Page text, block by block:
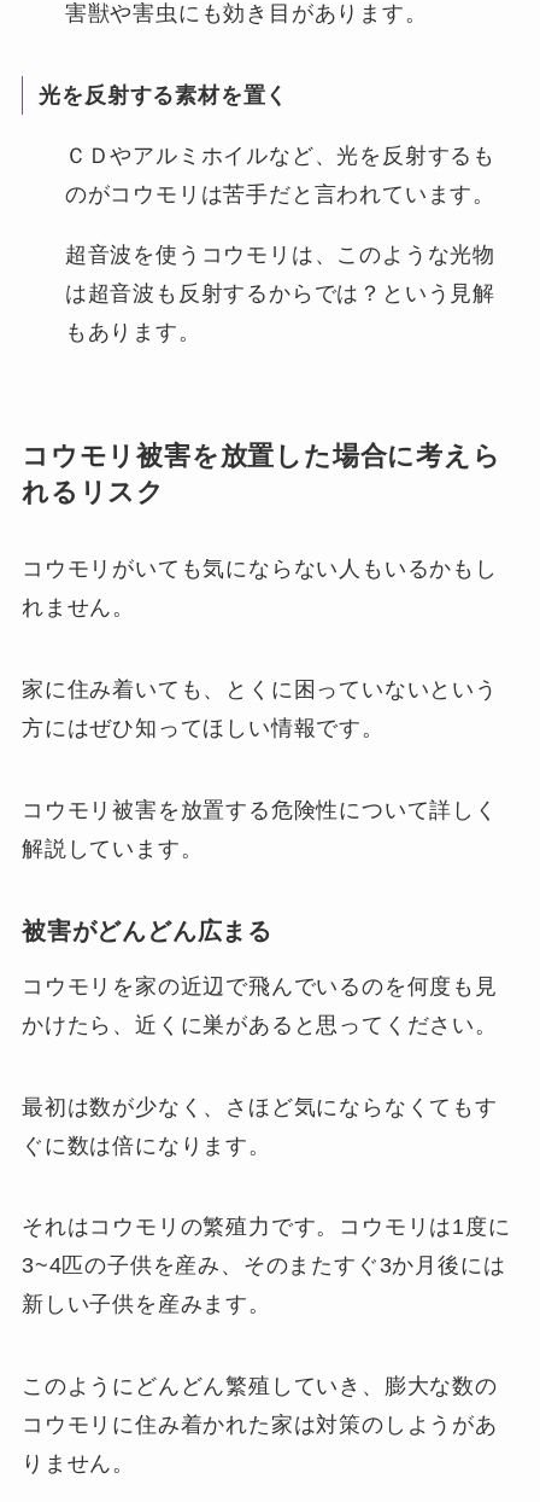
害獣や害虫にも効き目があります。
光を反射する素材を置く
ＣＤやアルミホイルなど、光を反射するも
のがコウモリは苦手だと言われています。
超音波を使うコウモリは、このような光物
は超音波も反射するからでは？という見解
もあります。
コウモリ被害を放置した場合に考えら
れるリスク
コウモリがいても気にならない人もいるかもし
れません。
家に住み着いても、とくに困っていないという
方にはぜひ知ってほしい情報です。
コウモリ被害を放置する危険性について詳しく
解説しています。
被害がどんどん広まる
コウモリを家の近辺で飛んでいるのを何度も見
かけたら、近くに巣があると思ってください。
最初は数が少なく、さほど気にならなくてもす
ぐに数は倍になります。
それはコウモリの繁殖力です。コウモリは1度に
3~4匹の子供を産み、そのまたすぐ3か月後には
新しい子供を産みます。
このようにどんどん繁殖していき、膨大な数の
コウモリに住み着かれた家は対策のしようがあ
りません。